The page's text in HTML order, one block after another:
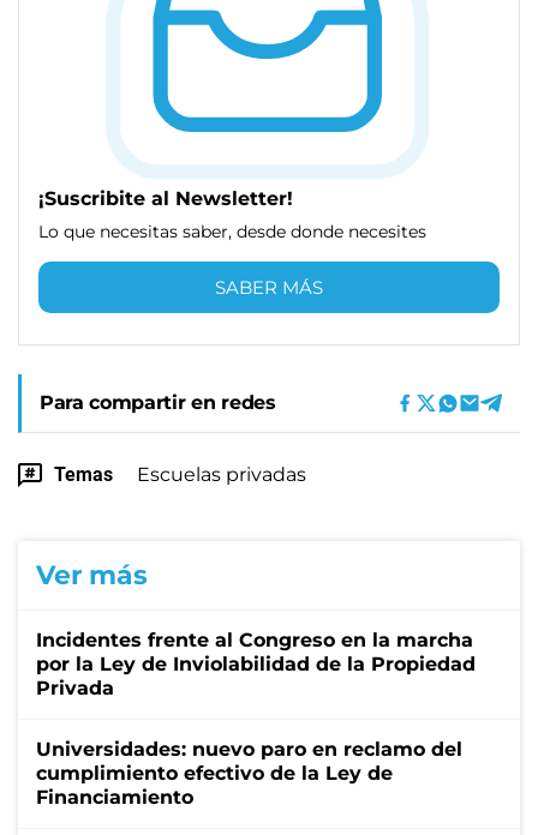
¡Suscribite al Newsletter!
Lo que necesitas saber, desde donde necesites
SABER MÁS
Para compartir en redes
Temas Escuelas privadas
Ver más
Incidentes frente al Congreso en la marcha
por la Ley de Inviolabilidad de la Propiedad
Privada
Universidades: nuevo paro en reclamo del
cumplimiento efectivo de la Ley de
Financiamiento